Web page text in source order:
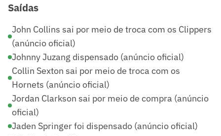
Saídas
John Collins sai por meio de troca com os Clippers
(anúncio oficial)
Johnny Juzang dispensado (anúncio oficial)
Collin Sexton sai por meio de troca com os
Hornets (anúncio oficial)
Jordan Clarkson sai por meio de compra (anúncio
oficial)
Jaden Springer foi dispensado (anúncio oficial)